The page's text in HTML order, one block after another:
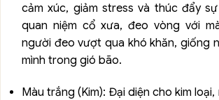
cảm xúc, giảm stress và thúc đẩy
quan niệm cổ xưa, đeo vòng với
người đeo vượt qua khó khăn, giống
mình trong gió bão.
Màu trắng (Kim): Đại diện cho kim